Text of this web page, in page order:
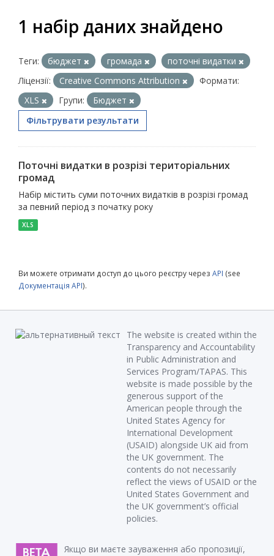
1 набір даних знайдено
Теги: бюджет громада
поточні видатки
Ліцензії:
Creative Commons Attribution
Формати:
XLS
Групи:
Бюджет
Фільтрувати результати
Поточні видатки в розрізі територіальних
громад
Набір містить суми поточних видатків в розрізі громад
за певний період з початку року
XLS
Ви можете отримати доступ до цього реєстру через API (see
Документація API).
The website is created within the
Transparency and Accountability
in Public Administration and
Services Program/TAPAS. This
website is made possible by the
generous support of the
American people through the
United States Agency for
International Development
(USAID) alongside UK aid from
the UK government. The
contents do not necessarily
reflect the views of USAID or the
United States Government and
the UK government’s official
policies.
Якщо ви маєте зауваження або пропозиції,